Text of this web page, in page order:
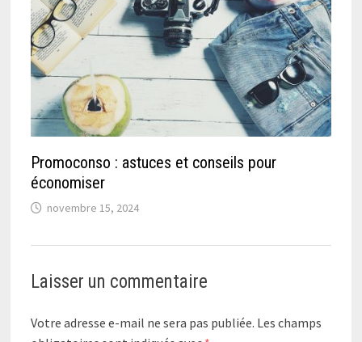
Promoconso : astuces et conseils pour
économiser
novembre 15, 2024
Laisser un commentaire
Votre adresse e-mail ne sera pas publiée. Les champs